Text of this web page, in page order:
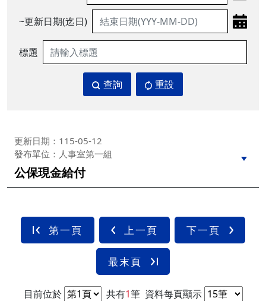
~更新日期(迄日)
標題
查詢 重設
更新日期：115-05-12
發布單位：人事室第一組
公保現金給付
第一頁 上一頁 下一頁
最末頁
目前位於 共有1筆 資料每頁顯示